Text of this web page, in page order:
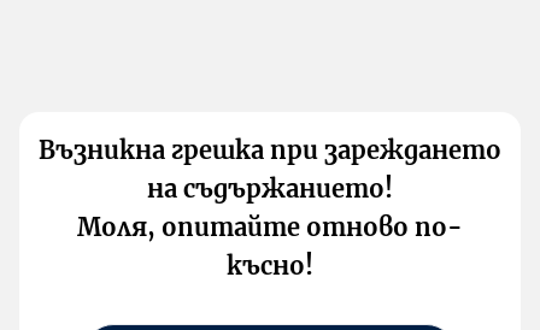
Възникна грешка при зареждането
на съдържанието!
Моля, опитайте отново по-
късно!